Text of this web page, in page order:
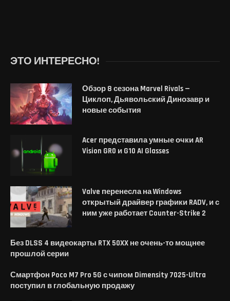
ЭТО ИНТЕРЕСНО!
Обзор 8 сезона Marvel Rivals —
Циклоп, Дьявольский Динозавр и
новые события
Acer представила умные очки AR
Vision GR0 и G10 AI Glasses
Valve перенесла на Windows
открытый драйвер графики RADV, и с
ним уже работает Counter-Strike 2
Без DLSS 4 видеокарты RTX 50XX не очень-то мощнее
прошлой серии
Смартфон Poco M7 Pro 5G с чипом Dimensity 7025-Ultra
поступил в глобальную продажу